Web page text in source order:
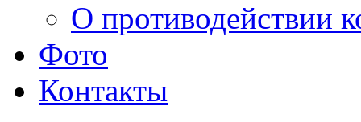
О противодействии
Фото
Контакты